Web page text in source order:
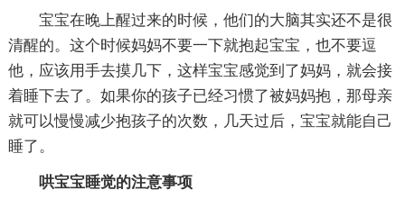
宝宝在晚上醒过来的时候，他们的大脑其实还不是很
清醒的。这个时候妈妈不要一下就抱起宝宝，也不要逗
他，应该用手去摸几下，这样宝宝感觉到了妈妈，就会接
着睡下去了。如果你的孩子已经习惯了被妈妈抱，那母亲
就可以慢慢减少抱孩子的次数，几天过后，宝宝就能自己
睡了。
哄宝宝睡觉的注意事项